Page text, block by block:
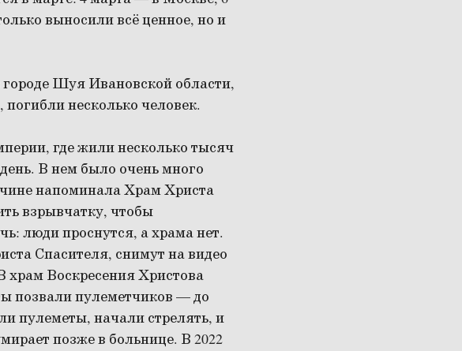
выносили всё ценное, но и
Шуя Ивановской области,
несколько человек.
где жили несколько тысяч
В нем было очень много
напоминала Храм Христа
взрывчатку, чтобы
люди проснутся, а храма нет.
Спасителя, снимут на видео
храм Воскресения Христова
позвали пулеметчиков — до
пулеметы, начали стрелять, и
позже в больнице. В 2022